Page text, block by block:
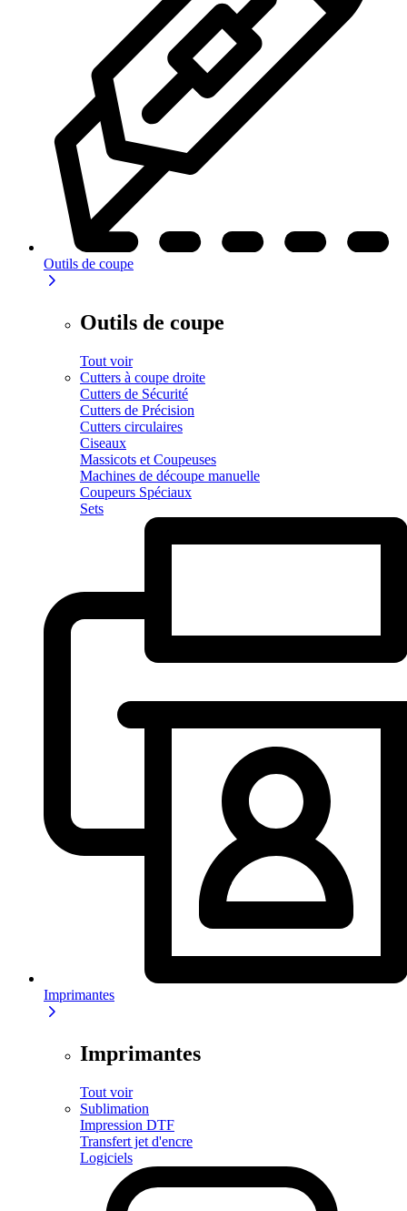
Outils de coupe
Outils de coupe
Tout voir
Cutters à coupe droite
Cutters de Sécurité
Cutters de Précision
Cutters circulaires
Ciseaux
Massicots et Coupeuses
Machines de découpe manuelle
Coupeurs Spéciaux
Sets
Imprimantes
Imprimantes
Tout voir
Sublimation
Impression DTF
Transfert jet d'encre
Logiciels